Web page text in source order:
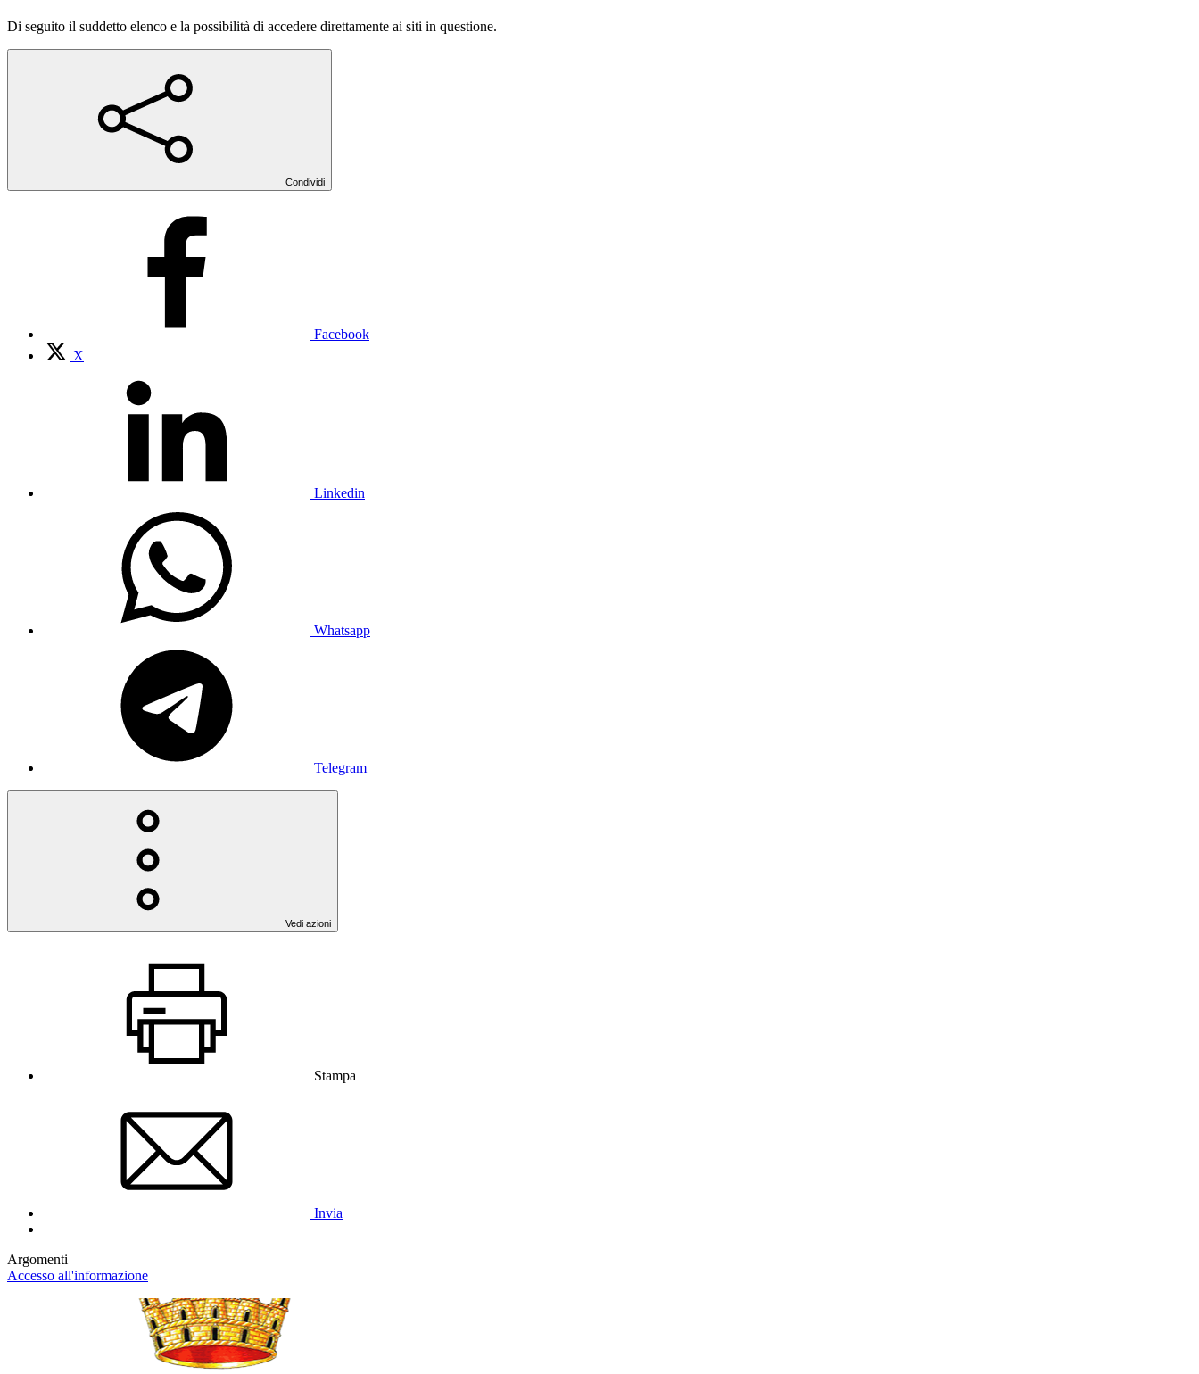
Di seguito il suddetto elenco e la possibilità di accedere direttamente ai siti in questione.
Condividi
Facebook
X
Linkedin
Whatsapp
Telegram
Vedi azioni
Stampa
Invia
Argomenti
Accesso all'informazione